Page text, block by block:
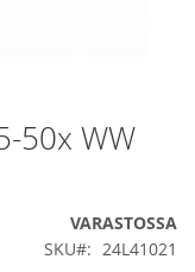
50x WW
VARASTOSSA
SKU
24L41021